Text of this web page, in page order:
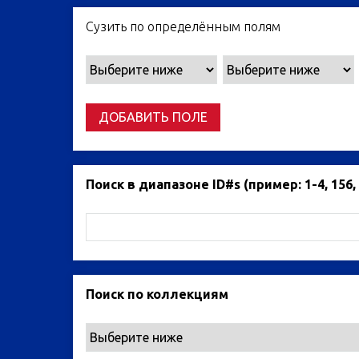
Сузить по определённым полям
ДОБАВИТЬ ПОЛЕ
Поиск в диапазоне ID#s (пример: 1-4, 156,
Поиск по коллекциям